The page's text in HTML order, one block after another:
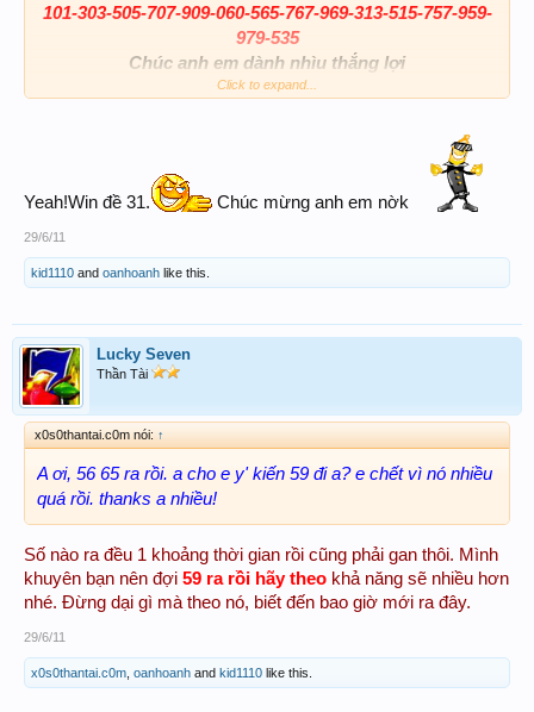
101-303-505-707-909-060-565-767-969-313-515-757-959-
979-535
Chúc anh em dành nhìu thắng lợi
Win la lên cho nó xôm tụ nhak
Click to expand...
Yeah!Win đề 31. Chúc mừng anh em nờk
29/6/11
kid1110 and oanhoanh like this.
Lucky Seven
Thần Tài
x0s0thantai.c0m nói: ↑
A ơi, 56 65 ra rồi. a cho e y' kiến 59 đi a? e chết vì nó nhiều
quá rồi. thanks a nhiều!
Số nào ra đều 1 khoảng thời gian rồi cũng phải gan thôi. Mình
khuyên bạn nên đợi 59 ra rồi hãy theo khả năng sẽ nhiều hơn
nhé. Đừng dại gì mà theo nó, biết đến bao giờ mới ra đây.
29/6/11
x0s0thantai.c0m oanhoanh and kid1110 like this.